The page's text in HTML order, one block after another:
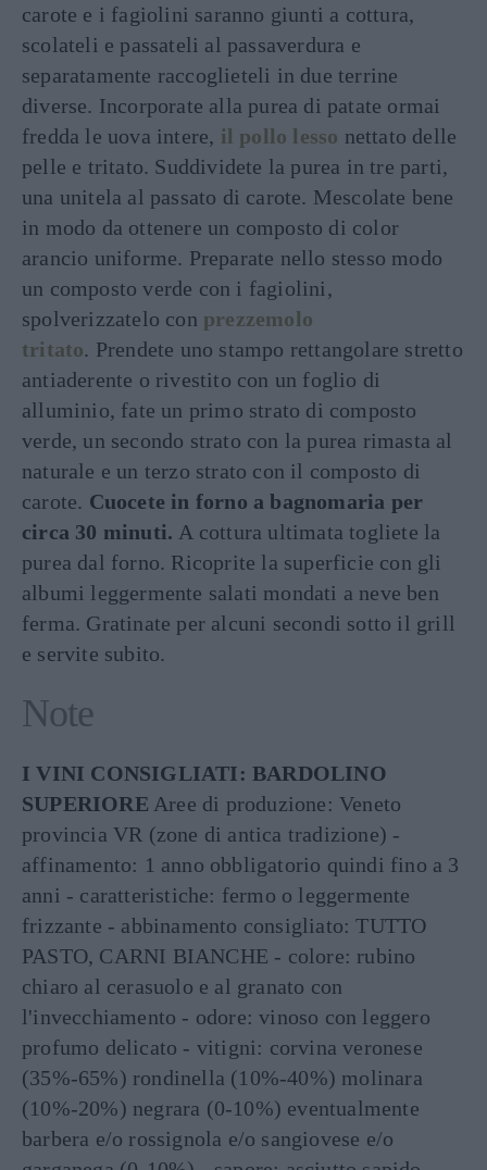
carote e i fagiolini saranno giunti a cottura,
scolateli e passateli al passaverdura e
separatamente raccoglieteli in due terrine
diverse. Incorporate alla purea di patate ormai
fredda le uova intere, il pollo lesso nettato delle
pelle e tritato. Suddividete la purea in tre parti,
una unitela al passato di carote. Mescolate bene
in modo da ottenere un composto di color
arancio uniforme. Preparate nello stesso modo
un composto verde con i fagiolini,
spolverizzatelo con prezzemolo
tritato. Prendete uno stampo rettangolare stretto
antiaderente o rivestito con un foglio di
alluminio, fate un primo strato di composto
verde, un secondo strato con la purea rimasta al
naturale e un terzo strato con il composto di
carote. Cuocete in forno a bagnomaria per
circa 30 minuti. A cottura ultimata togliete la
purea dal forno. Ricoprite la superficie con gli
albumi leggermente salati mondati a neve ben
ferma. Gratinate per alcuni secondi sotto il grill
e servite subito.
Note
I VINI CONSIGLIATI: BARDOLINO
SUPERIORE Aree di produzione: Veneto
provincia VR (zone di antica tradizione) -
affinamento: 1 anno obbligatorio quindi fino a 3
anni - caratteristiche: fermo o leggermente
frizzante - abbinamento consigliato: TUTTO
PASTO, CARNI BIANCHE - colore: rubino
chiaro al cerasuolo e al granato con
l'invecchiamento - odore: vinoso con leggero
profumo delicato - vitigni: corvina veronese
(35%-65%) rondinella (10%-40%) molinara
(10%-20%) negrara (0-10%) eventualmente
barbera e/o rossignola e/o sangiovese e/o